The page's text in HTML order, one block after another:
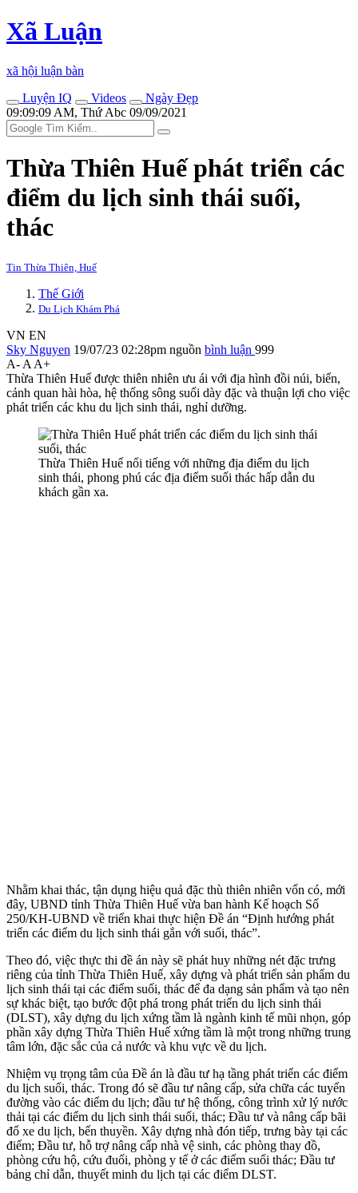
Xã Luận
xã hội luận bàn
Luyện IQ
Videos
Ngày Đẹp
09:09:09 AM, Thứ Abc 09/09/2021
Thừa Thiên Huế phát triển các
điểm du lịch sinh thái suối,
thác
Tin Thừa Thiên, Huế
Thế Giới
Du Lịch Khám Phá
VN EN
Sky Nguyen 19/07/23 02:28pm nguồn bình luận 999
A- A A+
Thừa Thiên Huế được thiên nhiên ưu ái với địa hình đồi núi, biển,
cảnh quan hài hòa, hệ thống sông suối dày đặc và thuận lợi cho việc
phát triển các khu du lịch sinh thái, nghỉ dưỡng.
Thừa Thiên Huế nổi tiếng với những địa điểm du lịch
sinh thái, phong phú các địa điểm suối thác hấp dẫn du
khách gần xa.
Nhằm khai thác, tận dụng hiệu quả đặc thù thiên nhiên vốn có, mới
đây, UBND tỉnh Thừa Thiên Huế vừa ban hành Kế hoạch Số
250/KH-UBND về triển khai thực hiện Đề án “Định hướng phát
triển các điểm du lịch sinh thái gắn với suối, thác”.
Theo đó, việc thực thi đề án này sẽ phát huy những nét đặc trưng
riêng của tỉnh Thừa Thiên Huế, xây dựng và phát triển sản phẩm du
lịch sinh thái tại các điểm suối, thác để đa dạng sản phẩm và tạo nên
sự khác biệt, tạo bước đột phá trong phát triển du lịch sinh thái
(DLST), xây dựng du lịch xứng tầm là ngành kinh tế mũi nhọn, góp
phần xây dựng Thừa Thiên Huế xứng tầm là một trong những trung
tâm lớn, đặc sắc của cả nước và khu vực về du lịch.
Nhiệm vụ trọng tâm của Đề án là đầu tư hạ tầng phát triển các điểm
du lịch suối, thác. Trong đó sẽ đầu tư nâng cấp, sửa chữa các tuyến
đường vào các điểm du lịch; đầu tư hệ thống, công trình xử lý nước
thải tại các điểm du lịch sinh thái suối, thác; Đầu tư và nâng cấp bãi
đổ xe du lịch, bến thuyền. Xây dựng nhà đón tiếp, trưng bày tại các
điểm; Đầu tư, hỗ trợ nâng cấp nhà vệ sinh, các phòng thay đồ,
phòng cứu hộ, cứu đuối, phòng y tế ở các điểm suối thác; Đầu tư
bảng chỉ dẫn, thuyết minh du lịch tại các điểm DLST.